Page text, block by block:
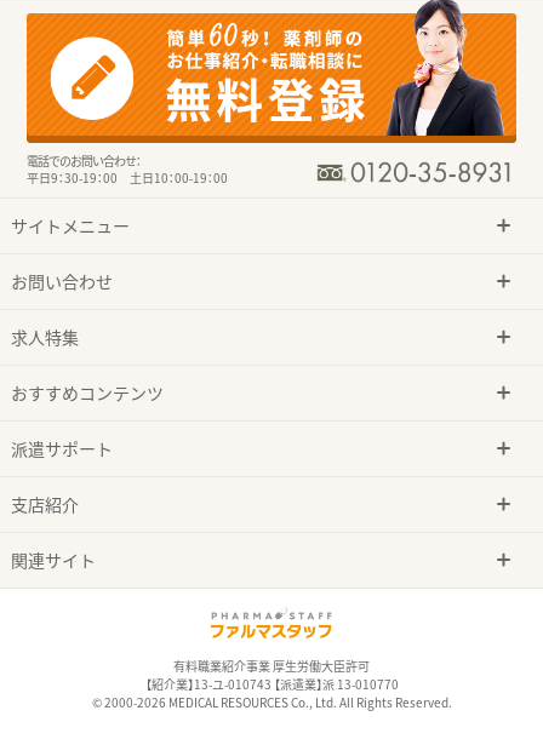
電話でのお問い合わせ：
平日9：30-19：00 土日10：00-19：00
サイトメニュー
お問い合わせ
求人特集
おすすめコンテンツ
派遣サポート
支店紹介
関連サイト
有料職業紹介事業 厚生労働大臣許可
【紹介業】13-ユ-010743 【派遣業】派 13-010770
© 2000-2026 MEDICAL RESOURCES Co., Ltd. All Rights Reserved.